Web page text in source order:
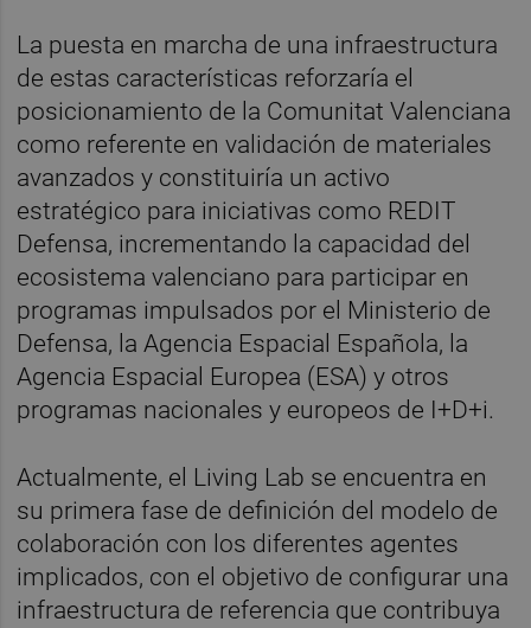
La puesta en marcha de una infraestructura
de estas características reforzaría el
posicionamiento de la Comunitat Valenciana
como referente en validación de materiales
avanzados y constituiría un activo
estratégico para iniciativas como REDIT
Defensa, incrementando la capacidad del
ecosistema valenciano para participar en
programas impulsados por el Ministerio de
Defensa, la Agencia Espacial Española, la
Agencia Espacial Europea (ESA) y otros
programas nacionales y europeos de I+D+i.
Actualmente, el Living Lab se encuentra en
su primera fase de definición del modelo de
colaboración con los diferentes agentes
implicados, con el objetivo de configurar una
infraestructura de referencia que contribuya